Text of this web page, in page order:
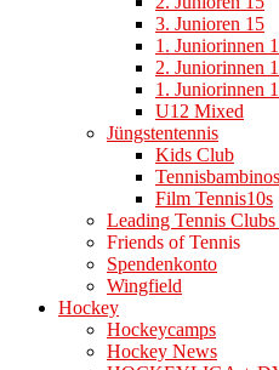
3. Junioren 15
1. Juniorinnen
2. Juniorinnen
1. Juniorinnen
U12 Mixed
Jüngstentennis
Kids Club
Tennisbambinos
Film Tennis10s
Leading Tennis
Friends of Tennis
Spendenkonto
Wingfield
Hockey
Hockeycamps
Hockey News